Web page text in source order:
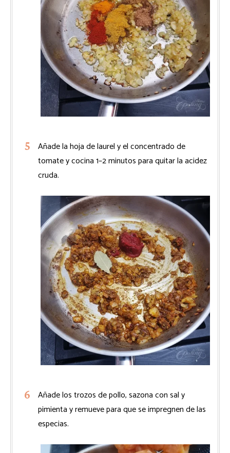
Añade la hoja de laurel y el concentrado de
tomate y cocina 1–2 minutos para quitar la acidez
cruda.
Añade los trozos de pollo, sazona con sal y
pimienta y remueve para que se impregnen de las
especias.